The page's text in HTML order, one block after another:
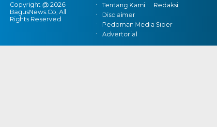
Copyright @ 2026
BagusNews.Co, All
Rights Reserved
Tentang Kami
Redaksi
Disclaimer
Pedoman Media Siber
Advertorial